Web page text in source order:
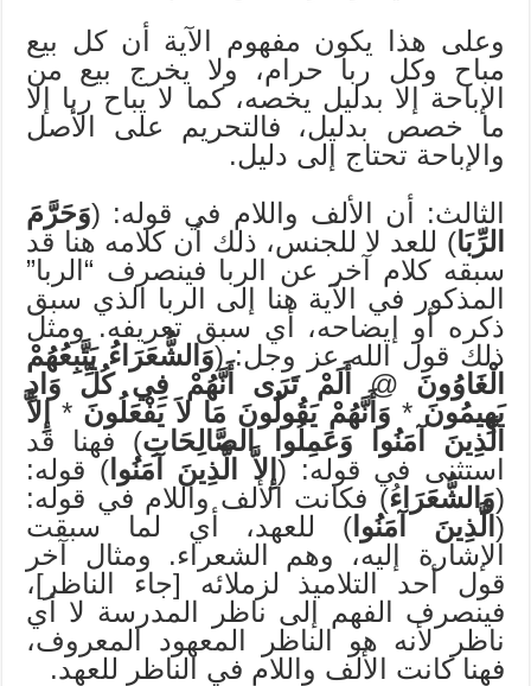
وعلى هذا يكون مفهوم الآية أن كل بيع
مباح وكل ربا حرام، ولا يخرج بيع من
الإباحة إلا بدليل يخصه، كما لا يباح ربا إلا
ما خصص بدليل، فالتحريم على الأصل
والإباحة تحتاج إلى دليل.
الثالث: أن الألف واللام في قوله: (وَحَرَّمَ
الرِّبَا) للعد لا للجنس، ذلك أن كلامه هنا قد
سبقه كلام آخر عن الربا فينصرف “الربا”
المذكور في الآية هنا إلى الربا الذي سبق
ذكره أو إيضاحه، أي سبق تعريفه. ومثل
ذلك قول الله عز وجل: (وَالشُّعَرَاءُ يَتَّبِعُهُمْ
الْغَاوُونَ @
أَلَمْ تَرَى أَنَّهُمْ فِي كُلِّ وَادٍ
يَهِيمُونَ * وَأَنَّهُمْ يَقُولُونَ مَا لاَ يَفْعَلُونَ *إِلاَّ
الَّذِينَ آمَنُوا وَعَمِلُوا الصَّالِحَاتِ) فهنا قد
استثنى في قوله: (إِلاَّ الَّذِينَ آمَنُوا) قوله:
(وَالشُّعَرَاءُ) فكانت الألف واللام في قوله:
( الَّذِينَ آمَنُوا ) للعهد، أي لما سبقت
الإشارة إليه، وهم الشعراء. ومثال آخر
قول أحد التلاميذ لزملائه [جاء الناظر]،
فينصرف الفهم إلى ناظر المدرسة لا أي
ناظر لأنه هو الناظر المعهود المعروف،
فهنا كانت الألف واللام في الناظر للعهد.